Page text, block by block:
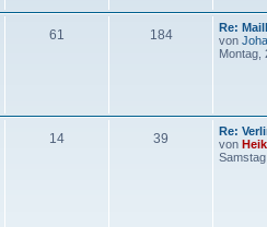
61 184
Re:
von
Montag,
14 39
Re:
von